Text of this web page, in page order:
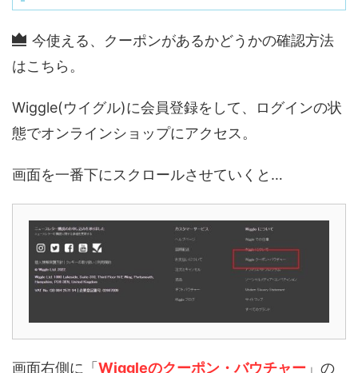
今使える、クーポンがあるかどうかの確認方法
はこちら。
Wiggle(ウイグル)に会員登録をして、ログインの状
態でオンラインショップにアクセス。
画面を一番下にスクロールさせていくと…
画面右側に「 Wiggleのクーポン・バウチャー 」の